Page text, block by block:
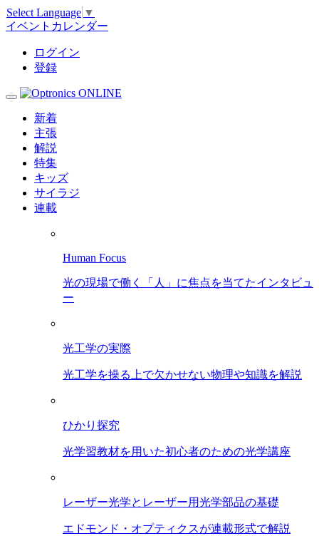
Select Language ▼
イベントカレンダー
ログイン
登録
新着
主張
解説
特集
キッズ
サイラジ
連載
Human Focus
光の現場で働く「人」に焦点を当てたインタビュ
ー
光工学の実際
光工学を操る上で欠かせない物理や知識を解説
ひかり探究
光学習教材を用いた初心者のための光学講座
レーザー光学とレーザー用光学部品の基礎
エドモンド・オプティクスが連載形式で解説